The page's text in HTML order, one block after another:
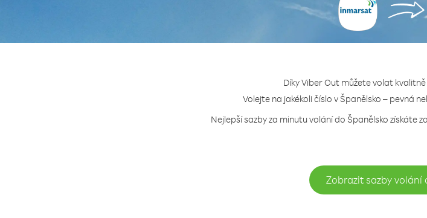
Díky Viber Out můžete volat
Volejte na jakékoli číslo v Španělsko – pevná
Nejlepší sazby za minutu volání do Španělsko získáte
Zobrazit sazby volání